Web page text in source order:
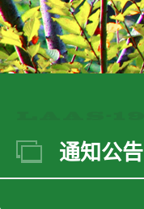
通知公告